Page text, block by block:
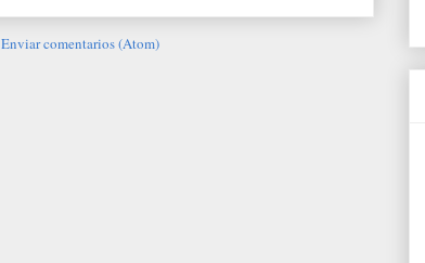
Enviar comentarios (Atom)